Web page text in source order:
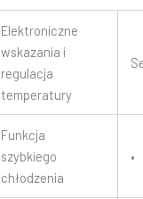
Elektroniczne
wskazania i
regulacja
temperatury
Funkcja
szybkiego
chłodzenia
•